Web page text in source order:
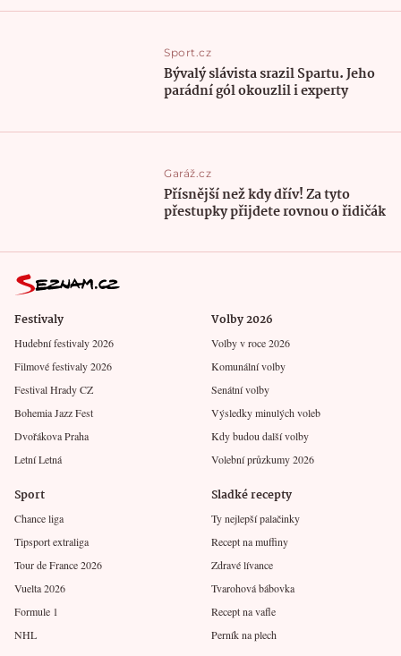
Sport.cz
Bývalý slávista srazil Spartu. Jeho
parádní gól okouzlil i experty
Garáž.cz
Přísnější než kdy dřív! Za tyto
přestupky přijdete rovnou o řidičák
Festivaly
Hudební festivaly 2026
Filmové festivaly 2026
Festival Hrady CZ
Bohemia Jazz Fest
Dvořákova Praha
Letní Letná
Volby 2026
Volby v roce 2026
Komunální volby
Senátní volby
Výsledky minulých voleb
Kdy budou další volby
Volební průzkumy 2026
Sport
Chance liga
Tipsport extraliga
Tour de France 2026
Vuelta 2026
Formule 1
NHL
Sladké recepty
Ty nejlepší palačinky
Recept na muffiny
Zdravé lívance
Tvarohová bábovka
Recept na vafle
Perník na plech